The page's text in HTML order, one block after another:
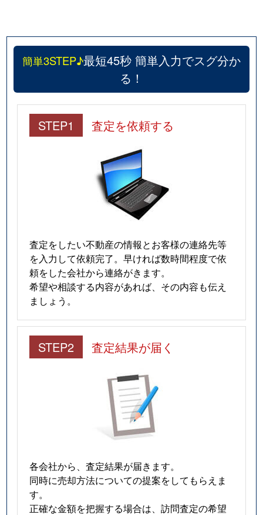
簡単3STEP♪最短45秒 簡単入力でスグ分か
る！
STEP1 査定を依頼する
査定をしたい不動産の情報とお客様の連絡先等
を入力して依頼完了。早ければ数時間程度で依
頼をした会社から連絡がきます。
希望や相談する内容があれば、その内容も伝え
ましょう。
STEP2 査定結果が届く
各会社から、査定結果が届きます。
同時に売却方法についての提案をしてもらえま
す。
正確な金額を把握する場合は、訪問査定の希望